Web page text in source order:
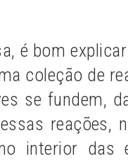
é bom
coleção de
se fundem,
reações,
interior das